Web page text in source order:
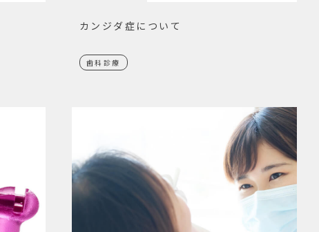
カンジダ症について
歯科診療